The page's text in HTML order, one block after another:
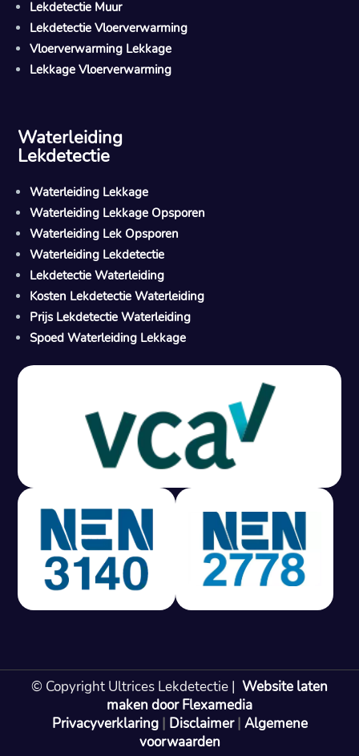
M
Gratis offerte in 24 uur
Geen lekkage? Geen betaling.
Vast tarief van € 395,- exc btw.
Rapport binnen 3 werkdagen.
100% RIsicovrij.
Vaak vergoed door verzekeraar.
Gratis offerte in 24 uur
Bel: 085 080 55 42
Lekdetectie Muur
Lekdetectie Vloerverwarming
Vloerverwarming Lekkage
Lekkage Vloerverwarming
Waterleiding
Lekdetectie
Waterleiding Lekkage
Waterleiding Lekkage Opsporen
Waterleiding Lek Opsporen
Waterleiding Lekdetectie
Lekdetectie Waterleiding
Kosten Lekdetectie Waterleiding
Prijs Lekdetectie Waterleiding
Spoed Waterleiding Lekkage
© Copyright Ultrices Lekdetectie | Website laten
maken door Flexamedia
Privacyverklaring| Disclaimer| Algemene
voorwaarden